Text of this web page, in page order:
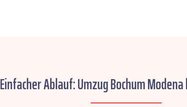
Einfacher Ablauf: Umzug Bochum